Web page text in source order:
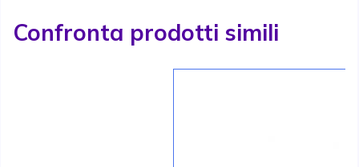
Confronta prodotti simili